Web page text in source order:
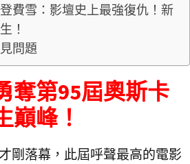
費雪：影壇史上最強復仇！新
！
問題
奪第95屆奧斯卡
巔峰！
剛落幕，此屆呼聲最高的電影